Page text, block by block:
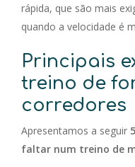
rápida, que são mais
quando a velocidade é
Principais
treino de
corredores
Apresentamos a seguir
faltar num treino de